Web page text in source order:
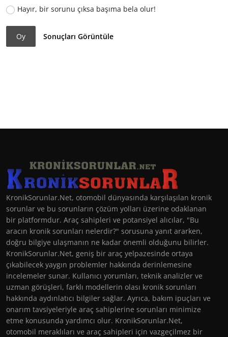
Hayır, bir sorunu çıksa başıma bela olur!
Oy Sonuçları Görüntüle
KronikSorunlar.Net, otomobil dünyasında karşılaşılan kronik
sorunlar ve bu sorunların çözüm yolları üzerine odaklanan
bir platformdur. Araç sahipleri ve potansiyel alıcılar, "Bu
aracın kronik sorunları nelerdir?" sorusuna yanıt ararken,
doğru bilgiye ulaşmanın ne kadar önemli olduğunu bilirler.
KronikSorunlar.Net, geniş bir araç yelpazesinde ortaya
çıkabilecek yaygın problemler hakkında derinlemesine
incelemeler sunar. Kullanıcı yorumları, teknik analizler ve
uzman görüşleri, farklı modellerin olası kronik sorunları
hakkında aydınlatıcı bilgiler sağlar. Ayrıca, bakım ipuçları ve
onarım tavsiyeleriyle araç sahiplerine sorunları minimize
etme konusunda yardımcı olur. KronikSorunlar.Net,
otomobil meraklıları ve araç sahipleri için vazgeçilmez bir